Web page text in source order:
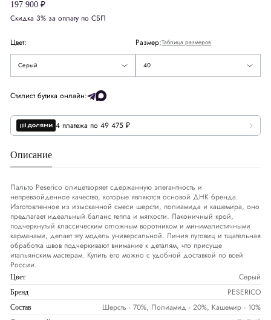
197 900 ₽
Скидка 3% за оплату по СБП
Цвет:
Серый
Размер:Таблица размеров
40
42
Стилист бутика онлайн:
4 платежа по 49 475 ₽
Описание
Пальто Peserico олицетворяет сдержанную элегантность и
непревзойденное качество, которые являются основой ДНК бренда.
Изготовленное из изысканной смеси шерсти, полиамида и кашемира, оно
предлагает идеальный баланс тепла и мягкости. Лаконичный крой,
подчеркнутый классическим отложным воротником и минималистичными
карманами, делает эту модель универсальной. Линия пуговиц и тщательная
обработка швов подчеркивают внимание к деталям, что присуще
итальянским мастерам. Купить его можно с удобной доставкой по всей
России.
Цвет Серый
Бренд PESERICO
Состав Шерсть - 70%, Полиамид - 20%, Кашемир - 10%
ДенимDNM 26-27
СШАUS 4
Обхват грудиСМ 82-85
Обхват талии
Обхват бедерСМ